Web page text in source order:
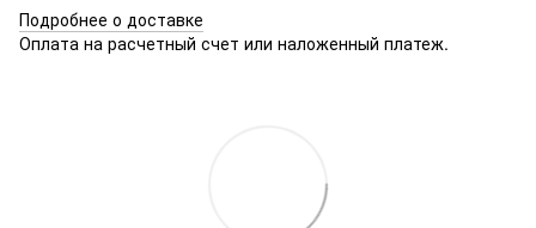
Подробнее о доставке
Оплата на расчетный счет или наложенный платеж.